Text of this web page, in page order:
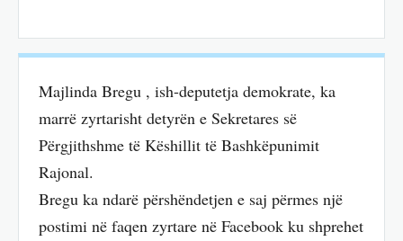
Majlinda Bregu , ish-deputetja demokrate, ka
marrë zyrtarisht detyrën e Sekretares së
Përgjithshme të Këshillit të Bashkëpunimit
Rajonal.
Bregu ka ndarë përshëndetjen e saj përmes një
postimi në faqen zyrtare në Facebook ku shprehet